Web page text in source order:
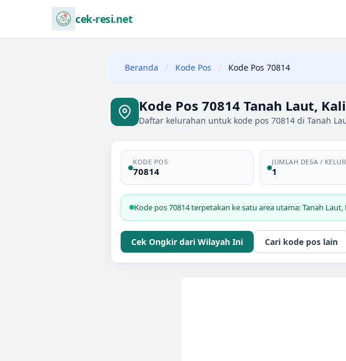
cek-resi.net
Beranda / Kode Pos / Kode Pos 70814
Kode Pos 70814 Tanah Laut,
Daftar kelurahan untuk kode pos 70814 di Tanah
KODE POS
70814
JUMLAH DESA /
1
Kode pos 70814 terpetakan ke satu area utama: Tanah
Cek Ongkir dari Wilayah Ini Cari kode pos lain